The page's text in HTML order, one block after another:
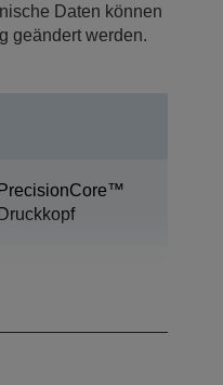
Daten können
geändert werden.
PrecisionCore™
Druckkopf